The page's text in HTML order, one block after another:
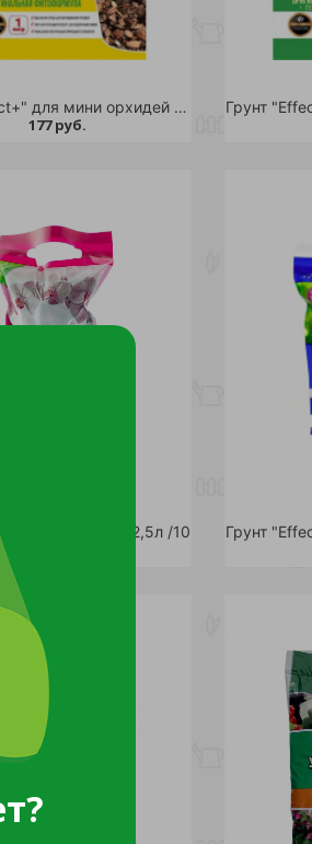
Грунт "Effect+" для мини орхидей +100мл гумуса в подарок /25
177 руб.
для орхидей 2,5л /10